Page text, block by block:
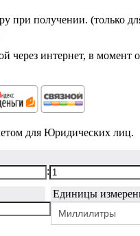
при получении. (только
через интернет, в момент
для Юридических лиц.
:
Единицы